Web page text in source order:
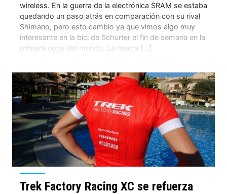
wireless. En la guerra de la electrónica SRAM se estaba
quedando un paso atrás en comparación con su rival
Shimano, pero esto cambio ya que vimos algo muy
interesante en la bici de Schurter el fin de semana en la
primera copa del mundo. La marca […]
Trek Factory Racing XC se refuerza